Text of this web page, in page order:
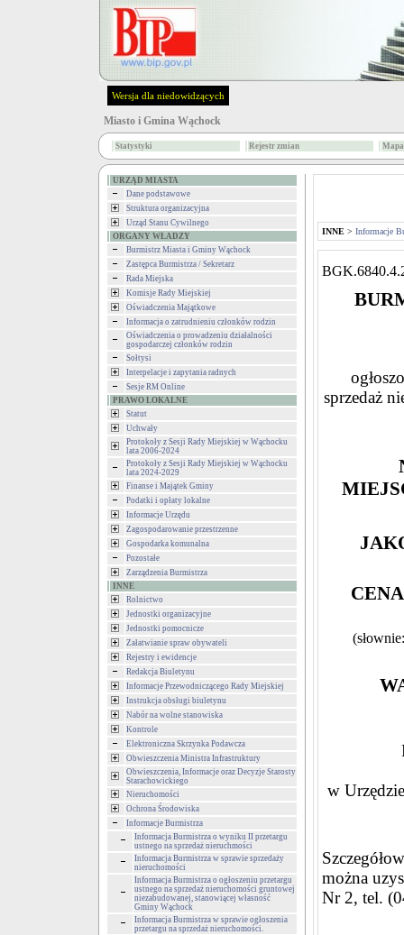
Wersja dla niedowidzących
Miasto i Gmina Wąchock
Statystyki Rejestr zmian
URZĄD MIASTA
Dane podstawowe
Struktura organizacyjna
Urząd Stanu Cywilnego
ORGANY WŁADZY
Burmistrz Miasta i Gminy Wąchock
Zastępca Burmistrza / Sekretarz
Rada Miejska
Komisje Rady Miejskiej
Oświadczenia Majątkowe
Informacja o zatrudnieniu członków rodzin
Oświadczenia o prowadzeniu działalności
gospodarczej członków rodzin
Sołtysi
Interpelacje i zapytania radnych
Sesje RM Online
PRAWO LOKALNE
Statut
Uchwały
Protokoły z Sesji Rady Miejskiej w Wąchocku
lata 2006-2024
Protokoły z Sesji Rady Miejskiej w Wąchocku
lata 2024-2029
Finanse i Majątek Gminy
Podatki i opłaty lokalne
Informacje Urzędu
Zagospodarowanie przestrzenne
Gospodarka komunalna
Pozostałe
Zarządzenia Burmistrza
INNE
Rolnictwo
Jednostki organizacyjne
Jednostki pomocnicze
Załatwianie spraw obywateli
Rejestry i ewidencje
Redakcja Biuletynu
Informacje Przewodniczącego Rady Miejskiej
Instrukcja obsługi biuletynu
Nabór na wolne stanowiska
Kontrole
Elektroniczna Skrzynka Podawcza
Obwieszczenia Ministra Infrastruktury
Obwieszczenia, Informacje oraz Decyzje Starosty
Starachowickiego
Nieruchomości
Ochrona Środowiska
Informacje Burmistrza
Informacja Burmistrza o wyniku II przetargu
ustnego na sprzedaż nieruchmości
Informacja Burmistrza w sprawie sprzedaży
nieruchomości
Informacja Burmistrza o ogłoszeniu przetargu
ustnego na sprzedaż nieruchomości gruntowej
niezabudowanej, stanowiącej własność
Gminy Wąchock
Informacja Burmistrza w sprawie ogłoszenia
przetargu na sprzedaż nieruchomości.
INNE > Informacje
sprzedaż
w
można
Nr 2, tel.